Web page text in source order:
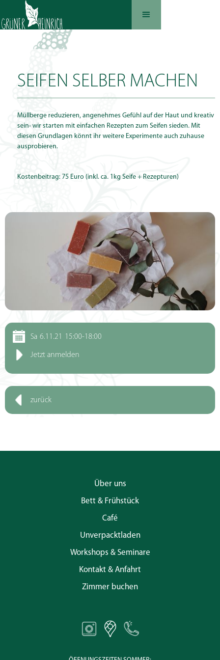
Sa 6.11.21 15:00-18:00
Jetzt anmelden
zurück
SEIFEN SELBER MACHEN
Müllberge reduzieren, angenehmes Gefühl auf der Haut und kreativ
sein- wir starten mit einfachen Rezepten zum Seifen sieden. Mit
diesen Grundlagen könnt ihr weitere Experimente auch zuhause
ausprobieren.
Kostenbeitrag: 75 Euro (inkl. ca. 1kg Seife + Rezepturen)
Über uns
Bett & Frühstück
Café
Unverpacktladen
Workshops & Seminare
Kontakt & Anfahrt
Zimmer buchen